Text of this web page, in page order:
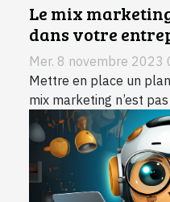
Le mix
dans votre
Mer. 8 novembre 2023
Mettre en place un
mix marketing n’est